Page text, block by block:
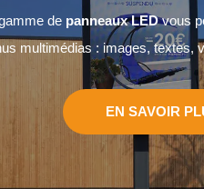
de panneaux LEDvous
multimédias : images, textes,
EN SAVOIR